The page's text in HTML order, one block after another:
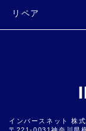
リペア
インバースネット 株